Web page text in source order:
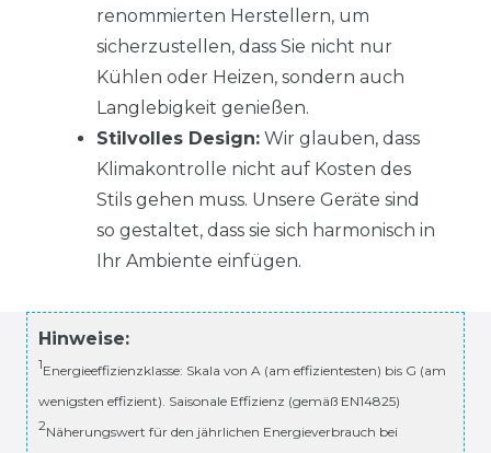
renommierten Herstellern, um
sicherzustellen, dass Sie nicht nur
Kühlen oder Heizen, sondern auch
Langlebigkeit genießen.
Stilvolles Design: Wir glauben, dass
Klimakontrolle nicht auf Kosten des
Stils gehen muss. Unsere Geräte sind
so gestaltet, dass sie sich harmonisch in
Ihr Ambiente einfügen.
Hinweise:
1Energieeffizienzklasse: Skala von A (am effizientesten) bis G (am
wenigsten effizient). Saisonale Effizienz (gemäß EN14825)
2Näherungswert für den jährlichen Energieverbrauch bei